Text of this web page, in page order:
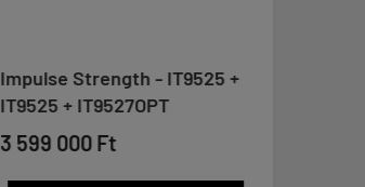
Impulse Strength - IT9525 +
IT9525 + IT9527OPT
3 599 000 Ft